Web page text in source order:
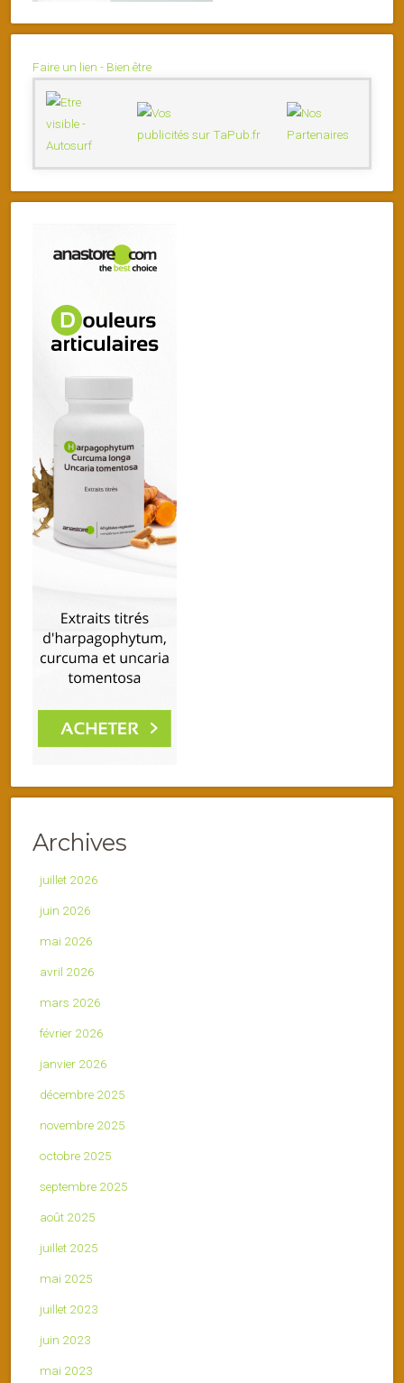
Faire un lien - Bien être
Archives
juillet 2026
juin 2026
mai 2026
avril 2026
mars 2026
février 2026
janvier 2026
décembre 2025
novembre 2025
octobre 2025
septembre 2025
août 2025
juillet 2025
mai 2025
juillet 2023
juin 2023
mai 2023